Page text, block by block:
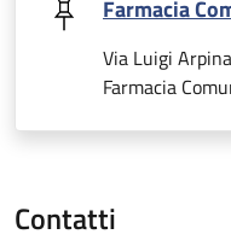
Farmacia
Via Luigi
Farmacia
Contatti